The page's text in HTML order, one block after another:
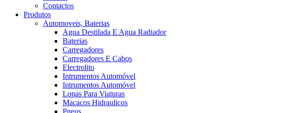
Contactos
Produtos
Automoveis, Baterias
Agua Destilada E Agua Radiador
Baterias
Carregadores
Carregadores E Cabos
Electrolito
Intrumentos Automóvel
Intrumentos Automóvel
Lonas Para Viaturas
Macacos Hidraulicos
Pneus